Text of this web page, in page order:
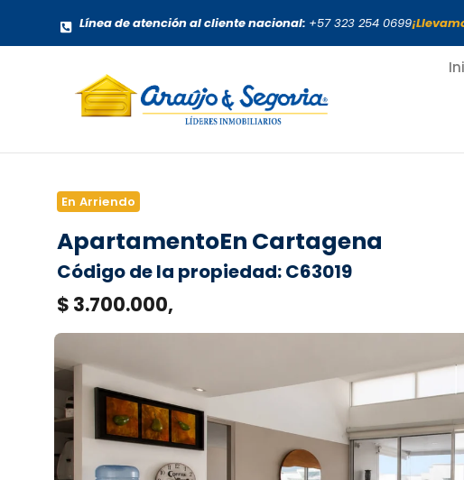
Línea de atención al cliente nacional: +57 323 254 0699
En Arriendo
ApartamentoEn Cartagena
Código de la propiedad: C63019
$ 3.700.000,